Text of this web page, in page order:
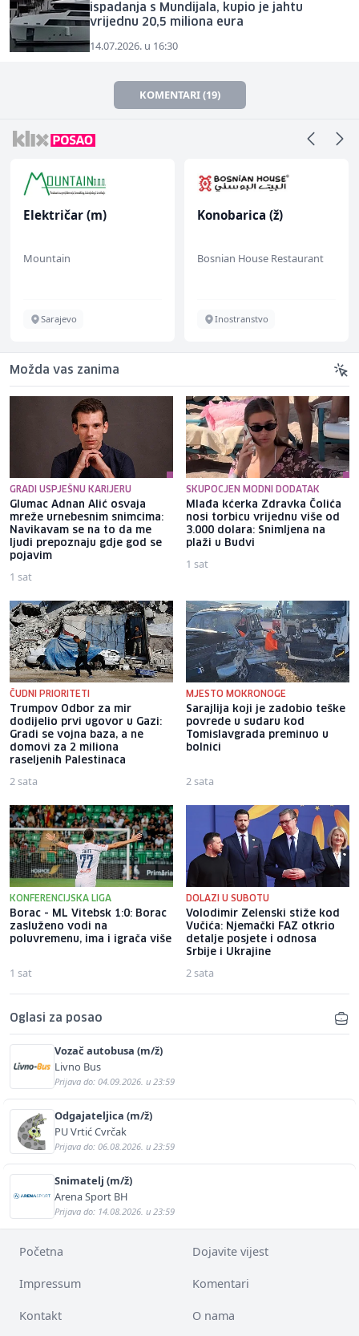
ispadanja s Mundijala, kupio je jahtu
vrijednu 20,5 miliona eura
14.07.2026. u 16:30
KOMENTARI (19)
Električar (m)
Mountain
Sarajevo
Konobarica (ž)
Bosnian House Restaurant
Inostranstvo
Možda vas zanima
GRADI USPJEŠNU KARIJERU
Glumac Adnan Alić osvaja
mreže urnebesnim snimcima:
Navikavam se na to da me
ljudi prepoznaju gdje god se
pojavim
1 sat
SKUPOCJEN MODNI DODATAK
Mlađa kćerka Zdravka Čolića
nosi torbicu vrijednu više od
3.000 dolara: Snimljena na
plaži u Budvi
1 sat
ČUDNI PRIORITETI
Trumpov Odbor za mir
dodijelio prvi ugovor u Gazi:
Gradi se vojna baza, a ne
domovi za 2 miliona
raseljenih Palestinaca
2 sata
MJESTO MOKRONOGE
Sarajlija koji je zadobio teške
povrede u sudaru kod
Tomislavgrada preminuo u
bolnici
2 sata
KONFERENCIJSKA LIGA
Borac - ML Vitebsk 1:0: Borac
zasluženo vodi na
poluvremenu, ima i igrača više
1 sat
DOLAZI U SUBOTU
Volodimir Zelenski stiže kod
Vučića: Njemački FAZ otkrio
detalje posjete i odnosa
Srbije i Ukrajine
2 sata
Oglasi za posao
Vozač autobusa (m/ž)
Livno Bus
Prijava do: 04.09.2026. u 23:59
Odgajateljica (m/ž)
PU Vrtić Cvrčak
Prijava do: 06.08.2026. u 23:59
Snimatelj (m/ž)
Arena Sport BH
Prijava do: 14.08.2026. u 23:59
Početna Dojavite vijest
Impressum Komentari
Kontakt O nama